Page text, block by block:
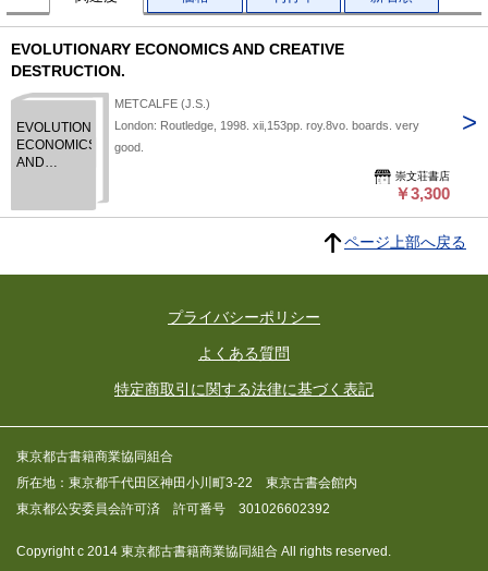
EVOLUTIONARY ECONOMICS AND CREATIVE
DESTRUCTION.
EVOLUTIONARY
ECONOMICS
AND
DESTRUCTION.
METCALFE (J.S.)
London: Routledge, 1998. xii,153pp. roy.8vo. boards. very
good.
崇文荘書店
￥3,300
ページ上部へ戻る
プライバシーポリシー
よくある質問
特定商取引に関する法律に基づく表記
東京都古書籍商業協同組合
所在地：東京都千代田区神田小川町3-22 東京古書会館内
東京都公安委員会許可済 許可番号 301026602392
Copyright c 2014 東京都古書籍商業協同組合 All rights reserved.